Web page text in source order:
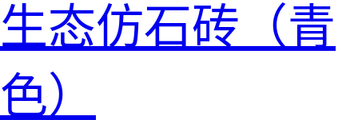
生态仿石砖（青
色）